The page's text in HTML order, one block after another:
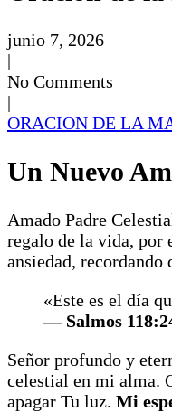
junio 7, 2026
|
No Comments
|
ORACION DE LA
Un Nuevo
Amado Padre
regalo de la vida, por
ansiedad, recordando
«Este es el día
— Salmos
Señor profundo y
celestial en mi alma.
apagar Tu luz. Mi